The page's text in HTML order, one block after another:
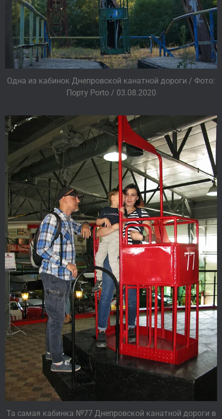
Одна из кабинок Днепровской канатной дороги / Фото:
Порту Porto / 03.08.2020
Та самая кабинка №77 Днепровской канатной дороги в